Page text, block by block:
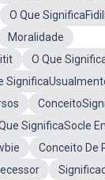
O Que
Moralidade
O Que
SignificaSocle
Conceito De